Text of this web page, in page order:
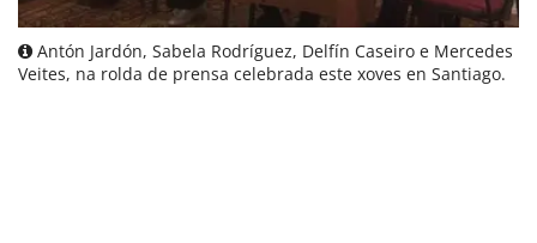
Antón Jardón, Sabela Rodríguez, Delfín Caseiro e Mercedes
Veites, na rolda de prensa celebrada este xoves en Santiago.